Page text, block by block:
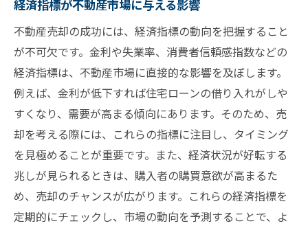
経済指標が不動産市場に与える影響
不動産売却の成功には、経済指標の動向を把握すること
が不可欠です。金利や失業率、消費者信頼感指数などの
経済指標は、不動産市場に直接的な影響を及ぼします。
例えば、金利が低下すれば住宅ローンの借り入れがしや
すくなり、需要が高まる傾向にあります。そのため、売
却を考える際には、これらの指標に注目し、タイミング
を見極めることが重要です。また、経済状況が好転する
兆しが見られるときは、購入者の購買意欲が高まるた
め、売却のチャンスが広がります。これらの経済指標を
定期的にチェックし、市場の動向を予測することで、よ